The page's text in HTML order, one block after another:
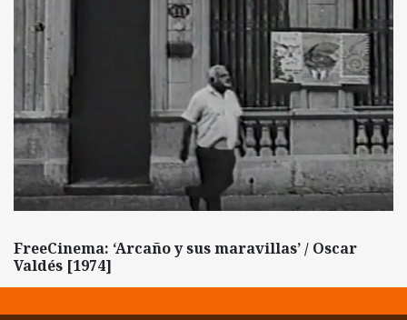
FreeCinema: ‘Arcaño y sus maravillas’ / Oscar
Valdés [1974]